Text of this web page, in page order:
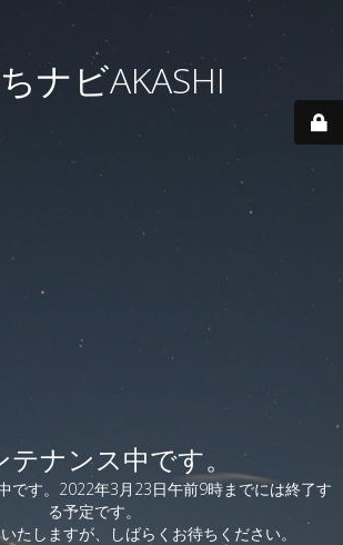
ナビAKASHI
テナンス中です。
です。2022年3月23日午前9時までには終了す
る予定です。
たしますが、しばらくお待ちください。